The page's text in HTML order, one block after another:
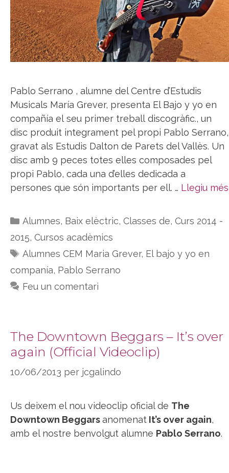
Pablo Serrano , alumne del Centre d’Estudis
Musicals María Grever, presenta El Bajo y yo en
compañía el seu primer treball discogràfic., un
disc produit integrament pel propi Pablo Serrano,
gravat als Estudis Dalton de Parets del Vallès. Un
disc amb 9 peces totes elles composades pel
propi Pablo, cada una d’elles dedicada a
persones que són importants per ell. … Llegiu més
Categories
Alumnes, Baix elèctric, Classes de, Curs 2014 -
2015, Cursos acadèmics
Etiquetes
Alumnes CEM Maria Grever, El bajo y yo en
companía, Pablo Serrano
Feu un comentari
The Downtown Beggars – It’s over
again (Official Videoclip)
10/06/2013 per jcgalindo
Us deixem el nou videoclip oficial de The
Downtown Beggarsanomenat It’s over again,
amb el nostre benvolgut alumne Pablo Serrano.